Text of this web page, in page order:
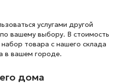
услугами другой
вашему выбору. В стоимость
товара с нашего склада
в вашем городе.
дома